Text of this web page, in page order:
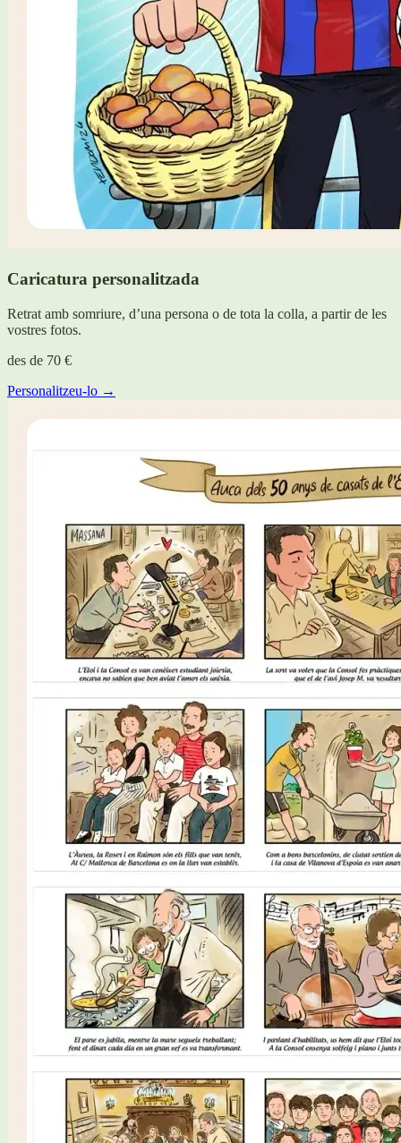
Caricatura personalitzada
Retrat amb somriure, d’una persona o de tota la colla, a partir de les
vostres fotos.
des de 70 €
Personalitzeu-lo →